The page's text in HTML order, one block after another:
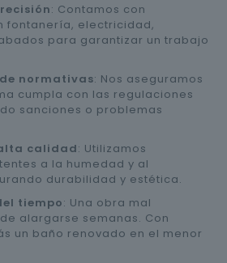
: Contamos con
fontanería, electricidad,
para garantizar un trabajo
normativas: Nos aseguramos
cumpla con las regulaciones
sanciones o problemas
calidad: Utilizamos
a la humedad y al
durabilidad y estética.
tiempo: Una obra mal
alargarse semanas. Con
un baño renovado en el menor